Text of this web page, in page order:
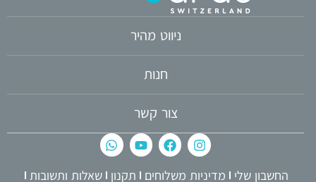
ניווט מהיר
חנות
צור קשר
החשבון שלי מדיניות משלוחים תקנון שאלות ותשובות